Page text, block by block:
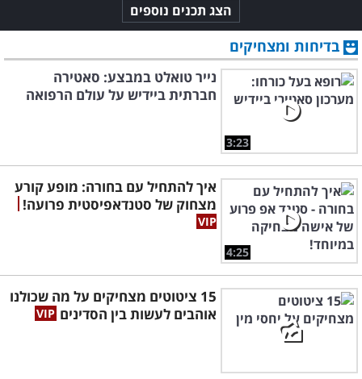
הצג תכנים נוספים
בדיחות ומצחיקים
3:23
נייר טואלט במבצע: סאטירה
חברתית ביידיש על עולם הרפואה
4:25
איך להתחיל עם בחורה: מופע קורע
מצחוק של סטנדאפיסטית פרועה!
15 ציטוטים מצחיקים על מה שכולנו
אוהבים לעשות בין הסדינים